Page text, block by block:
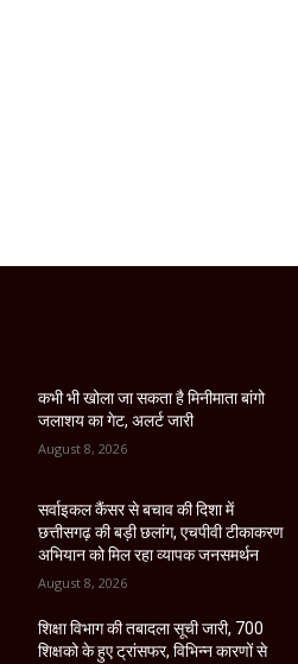
कभी भी खोला जा सकता है मिनीमाता बांगो
जलाशय का गेट, अलर्ट जारी
August 8, 2026
सर्वाइकल कैंसर से बचाव की दिशा में
छत्तीसगढ़ की बड़ी छलांग, एचपीवी टीकाकरण
अभियान को मिल रहा व्यापक जनसमर्थन
August 8, 2026
शिक्षा विभाग की तबादला सूची जारी, 700
शिक्षको के हुए ट्रांसफर, विभिन्न कारणों से